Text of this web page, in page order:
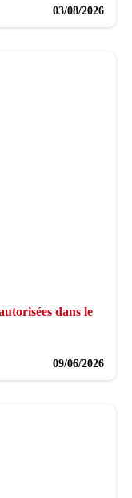
03/08/2026
dans le
09/06/2026